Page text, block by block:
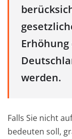
werden.
Falls Sie nicht
bedeuten soll,